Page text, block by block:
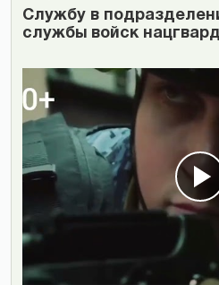
Cлужбу в
службы войск